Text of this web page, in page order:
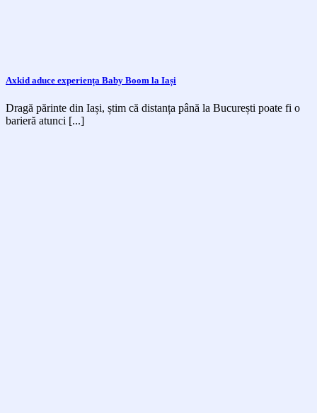
Axkid aduce experiența Baby Boom la Iași
Dragă părinte din Iași, știm că distanța până la București poate fi o
barieră atunci [...]